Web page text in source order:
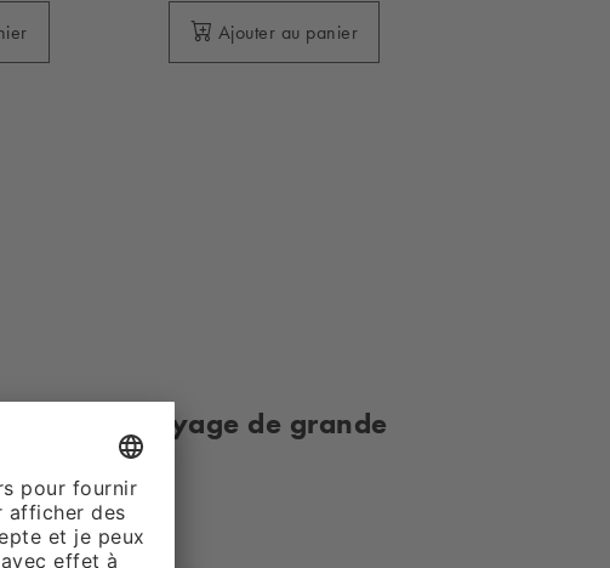
Ajouter au panier
et un nettoyage de grande